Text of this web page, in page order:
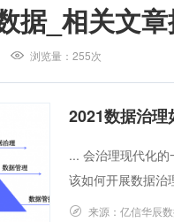
计，实现数据集中
让数据畅通流转
数据存
方案
理方案
据治理、资产规划开发、资产运
案
期管理，保障主数据一致性、权威
质量管控方案
据_相关文
浏览量： 255次
2021数据治
... 会治理现代化
该如何开展数据治
来源： 亿信华辰